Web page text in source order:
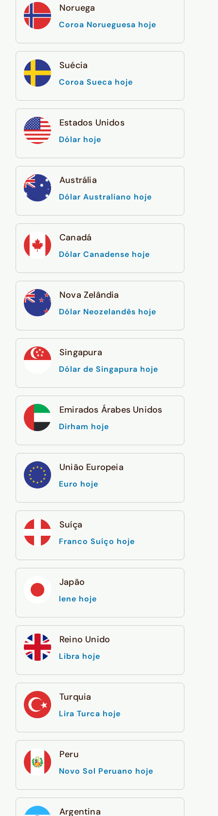
Noruega
Coroa Norueguesa hoje
Suécia
Coroa Sueca hoje
Estados Unidos
Dólar hoje
Austrália
Dólar Australiano hoje
Canadá
Dólar Canadense hoje
Nova Zelândia
Dólar Neozelandês hoje
Singapura
Dólar de Singapura hoje
Emirados Árabes Unidos
Dirham hoje
União Europeia
Euro hoje
Suíça
Franco Suíço hoje
Japão
Iene hoje
Reino Unido
Libra hoje
Turquia
Lira Turca hoje
Peru
Novo Sol Peruano hoje
Argentina